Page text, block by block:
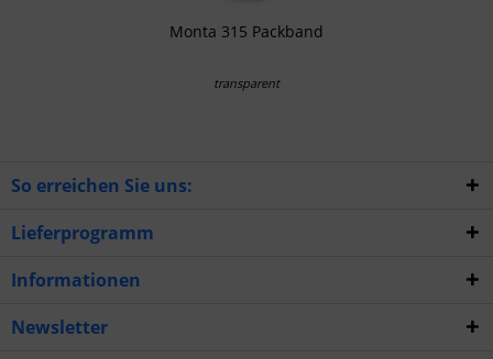
Monta 315 Packband
transparent
So erreichen Sie uns:
Lieferprogramm
Informationen
Newsletter